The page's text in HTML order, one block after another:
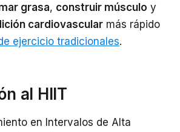
grasa, construir músculo y
cardiovascular más rápido
ejercicio tradicionales.
al HIIT
en Intervalos de Alta